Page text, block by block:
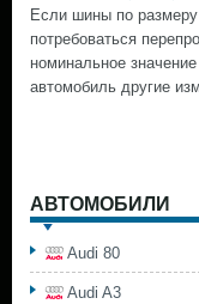
Если шины по
потребоваться
номинальное
автомобиль другие
АВТОМОБИЛИ
Audi 80
Audi A3